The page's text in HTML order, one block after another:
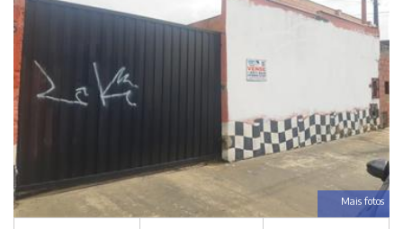
Mais fotos